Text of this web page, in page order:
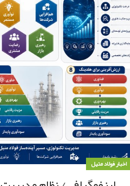
اخبار فولاد متیل